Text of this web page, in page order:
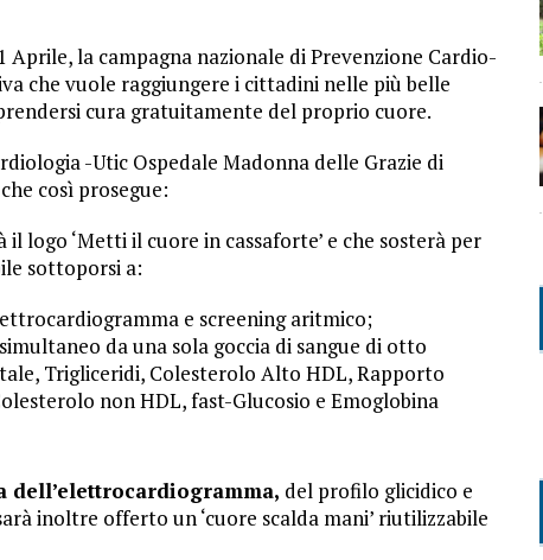
la campagna nazionale di Prevenzione Cardio-
che vuole raggiungere i cittadini nelle più belle
cura gratuitamente del proprio cuore.
-Utic Ospedale Madonna delle Grazie di
così prosegue:
logo ‘Metti il cuore in cassaforte’ e che sosterà per
sottoporsi a:
e screening aritmico;
da una sola goccia di sangue di otto
Trigliceridi, Colesterolo Alto HDL, Rapporto
non HDL, fast-Glucosio e Emoglobina
dell’elettrocardiogramma, del profilo glicidico e
inoltre offerto un ‘cuore scalda mani’ riutilizzabile